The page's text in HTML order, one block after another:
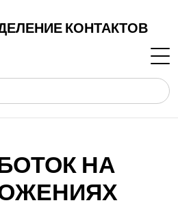
КОНТАКТОВ
НА